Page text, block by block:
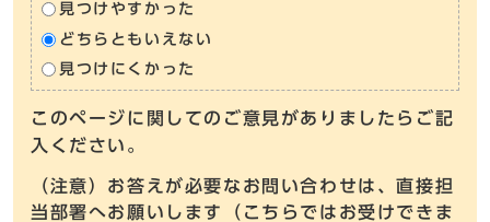
見つけやすかった
どちらともいえない
見つけにくかった
このページに関してのご意見がありましたらご記
入ください。
（注意）お答えが必要なお問い合わせは、直接担
当部署へお願いします（こちらではお受けできま